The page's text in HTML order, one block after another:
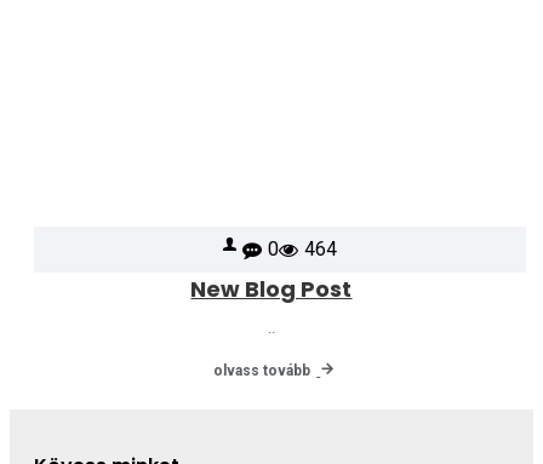
0 464
New Blog Post
..
olvass tovább